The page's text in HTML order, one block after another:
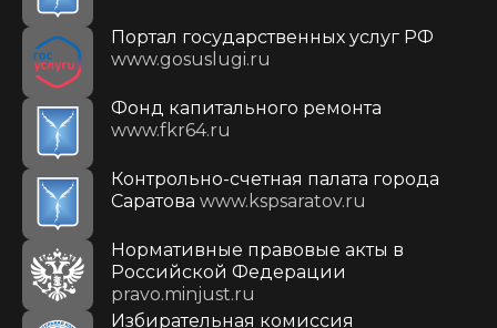
Портал государственных услуг РФ
www.gosuslugi.ru
Фонд капитального ремонта
www.fkr64.ru
Контрольно-счетная палата города
Саратова www.kspsaratov.ru
Нормативные правовые акты в
Российской Федерации
pravo.minjust.ru
Избирательная комиссия